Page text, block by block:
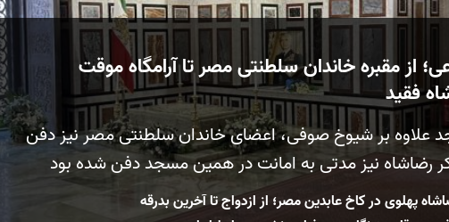
از مقبره خاندان سلطنتی مصر تا آرامگاه موقت
فقید
علاوه بر شیوخ صوفی، اعضای خاندان سلطنتی مصر نیز دفن
رضاشاه نیز مدتی به امانت در همین مسجد دفن شده بود
پهلوی در کاخ عابدین مصر؛ از ازدواج تا آخرین بدرقه